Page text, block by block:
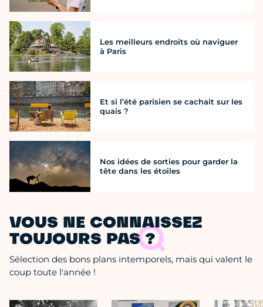
Les meilleurs endroits où naviguer
à Paris
Et si l’été parisien se cachait sur les
quais ?
Nos idées de sorties pour garder la
tête dans les étoiles
VOUS NE CONNAISSEZ
TOUJOURS PAS ?
Sélection des bons plans intemporels, mais qui valent le
coup toute l'année !